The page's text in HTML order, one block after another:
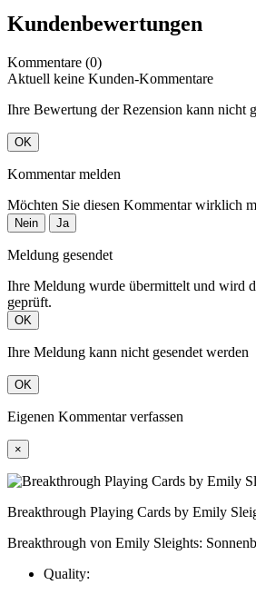
Kundenbewertungen
Kommentare (0)
Aktuell keine Kunden-Kommentare
Ihre Bewertung der Rezension kann nicht
OK
Kommentar melden
Möchten Sie diesen Kommentar wirklich
Nein Ja
Meldung gesendet
Ihre Meldung wurde übermittelt und wird
geprüft.
OK
Ihre Meldung kann nicht gesendet werden
OK
Eigenen Kommentar verfassen
×
Breakthrough Playing Cards by Emily
Breakthrough von Emily Sleights:
Quality: